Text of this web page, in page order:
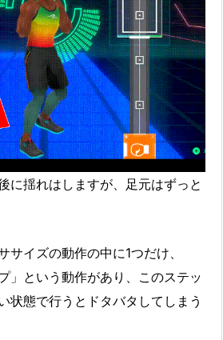
に揺れはしますが、足元はずっと
サイズの動作の中に1つだけ、
」という動作があり、このステッ
状態で行うとドタバタしてしまう